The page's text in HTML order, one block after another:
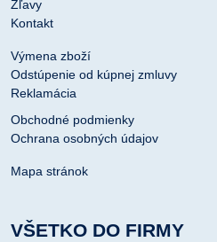
Zľavy
Kontakt
Výmena zboží
Odstúpenie od kúpnej zmluvy
Reklamácia
Obchodné podmienky
Ochrana osobných údajov
Mapa stránok
VŠETKO DO FIRMY